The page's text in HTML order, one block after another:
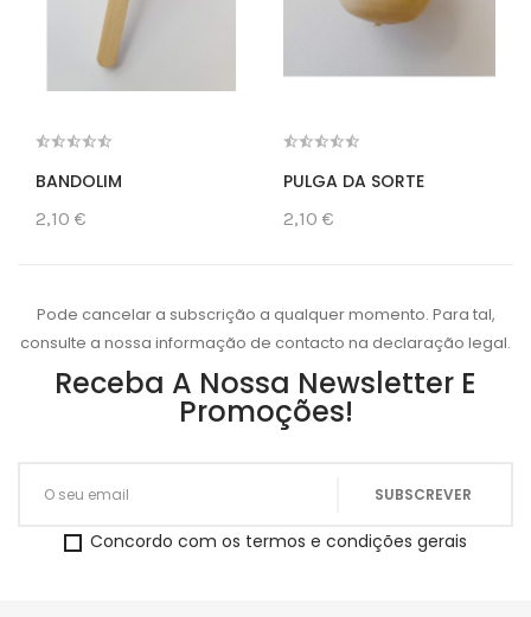
BANDOLIM
2,10 €
PULGA DA SORTE
2,10 €
Pode cancelar a subscrição a qualquer momento. Para tal,
consulte a nossa informação de contacto na declaração legal.
Receba A Nossa Newsletter E
Promoções!
Concordo com os termos e condições gerais